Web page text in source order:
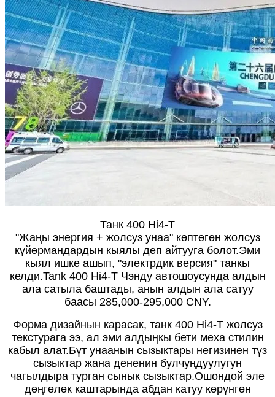
Танк 400 Hi4-T
"Жаңы энергия + жолсуз унаа" көптөгөн жолсуз
күйөрмандардын кыялы деп айтууга болот.Эми
кыял ишке ашып, "электрдик версия" танкы
келди.Tank 400 Hi4-T Чэнду автошоусунда алдын
ала сатыла баштады, анын алдын ала сатуу
баасы 285,000-295,000 CNY.
Форма дизайнын карасак, танк 400 Hi4-T жолсуз
текстурага ээ, ал эми алдыңкы бети меха стилин
кабыл алат.Бүт унаанын сызыктары негизинен түз
сызыктар жана дененин булчуңдуулугун
чагылдыра турган сынык сызыктар.Ошондой эле
дөңгөлөк каштарында абдан катуу көрүнгөн